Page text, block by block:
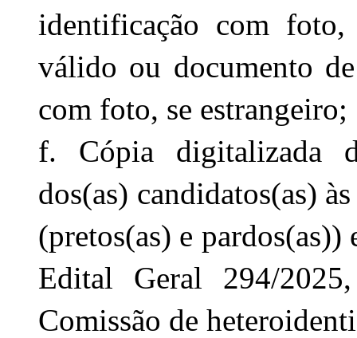
identificação com
válido ou documento
com foto, se estrangeiro;
f. Cópia digitalizada
dos(as) candidatos(as)
(pretos(as) e
Edital Geral 294/
Comissão de